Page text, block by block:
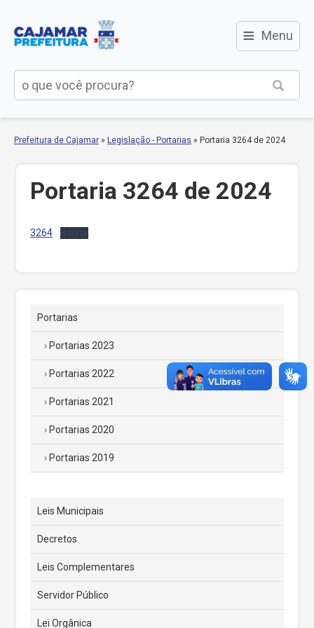
≡ Menu
Prefeitura de Cajamar » Legislação - Portarias » Portaria 3264 de 2024
Portaria 3264 de 2024
3264 Baixar
Portarias
Portarias 2023
Portarias 2022
Portarias 2021
Portarias 2020
Portarias 2019
Leis Municipais
Decretos
Leis Complementares
Servidor Público
Lei Orgânica